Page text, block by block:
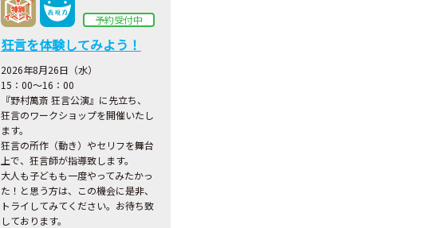
予約受付中
狂言を体験してみよう！
2026年8月26日（水）
15：00～16：00
『野村萬斎 狂言公演』に先立ち、
狂言のワークショップを開催いたし
ます。
狂言の所作（動き）やセリフを舞台
上で、狂言師が指導致します。
大人も子どもも一度やってみたかっ
た！と思う方は、この機会に是非、
トライしてみてください。お待ち致
しております。